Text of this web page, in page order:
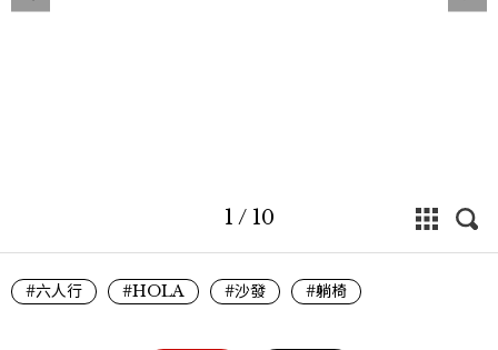
1 / 10
#六人行 #HOLA #沙發 #躺椅